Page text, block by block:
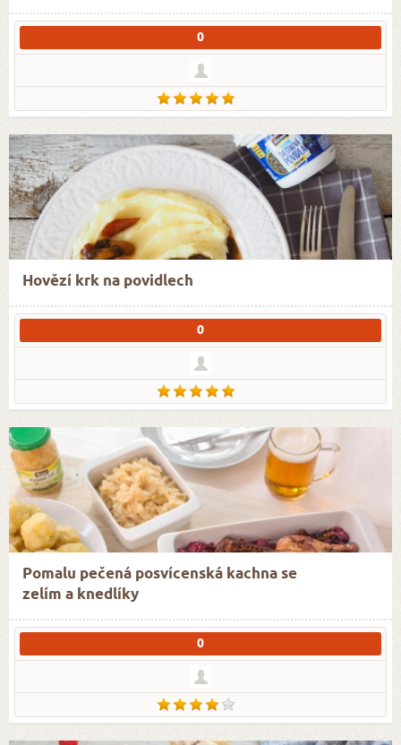
0
Hovězí krk na povidlech
0
Pomalu pečená posvícenská kachna se
zelím a knedlíky
0